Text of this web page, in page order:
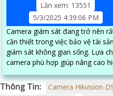
Lần xem: 13551
5/3/2025 4:39:06 PM
Camera giám sát đang trở nên
cần thiết trong việc bảo vệ tài
giám sát không gian sống. Lựa chọn
camera phù hợp giúp nâng cao
quả quan sát, tiết kiệm chi phí và
dàng lắp đặt.
Thông Tin: Camera Hikvision